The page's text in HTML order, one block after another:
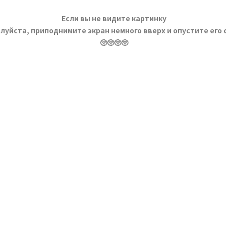
Если вы не видите картинку
приподнимите экран немного вверх и опустите его
🥺🥺🥺🥺